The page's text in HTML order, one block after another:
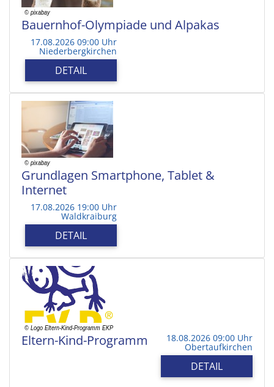
Bauernhof-Olympiade und Alpakas
17.08.2026 09:00 Uhr
Niederbergkirchen
DETAIL
Grundlagen Smartphone, Tablet &
Internet
17.08.2026 19:00 Uhr
Waldkraiburg
DETAIL
Eltern-Kind-Programm 18.08.2026 09:00 Uhr
Obertaufkirchen
DETAIL